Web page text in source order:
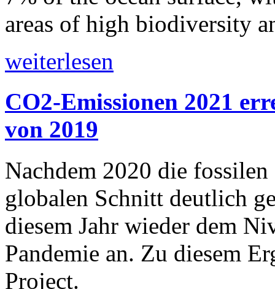
areas of high biodiversity
weiterlesen
CO2-Emissionen 2021
von 2019
Nachdem 2020 die
globalen Schnitt deutlich
diesem Jahr wieder dem
Pandemie an. Zu diesem
Project.